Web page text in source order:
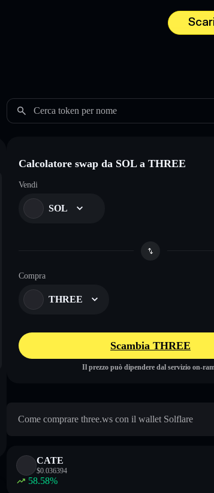
Cerca token per nome
Calcolatore swap da SOL a THREE
Vendi
SOL
Compra
THREE
Scambia THREE
Il prezzo può dipendere dal servizio on-
Come comprare three.ws con il wallet Solflare
CATE
$0.036394
58.58%